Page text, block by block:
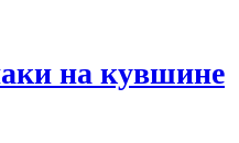
на кувшине